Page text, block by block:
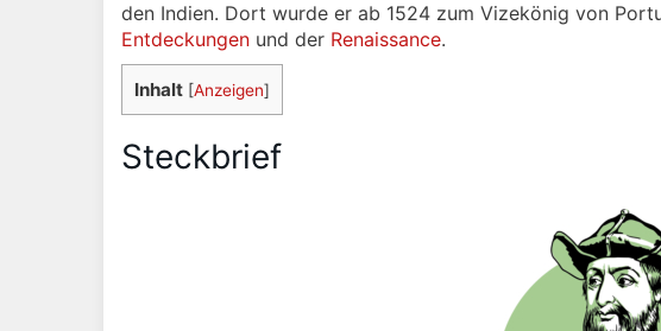
den Indien. Dort wurde er ab 1524 zum Vizekönig von
Entdeckungen und der Renaissance.
Inhalt [Anzeigen]
Steckbrief